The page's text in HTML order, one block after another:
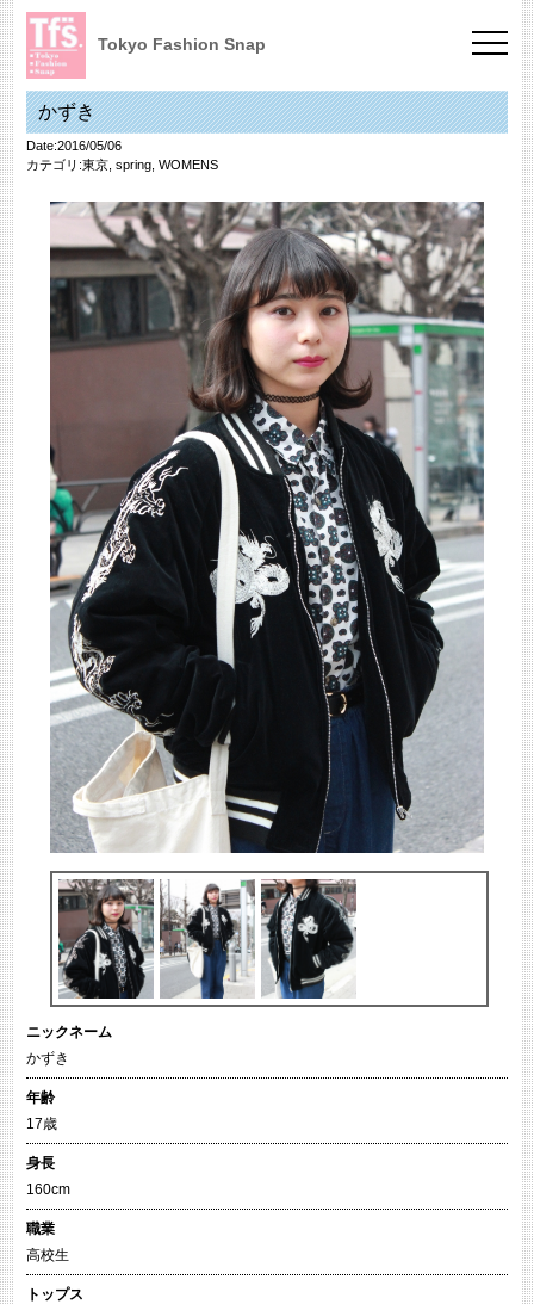
Tokyo Fashion Snap
かずき
Date:2016/05/06
カテゴリ:東京, spring, WOMENS
ニックネーム
かずき
年齢
17歳
身長
160cm
職業
高校生
トップス